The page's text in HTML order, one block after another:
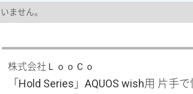
ません。
株式会社ＬｏｏＣｏ
「Hold Series」AQUOS wish用 片手で